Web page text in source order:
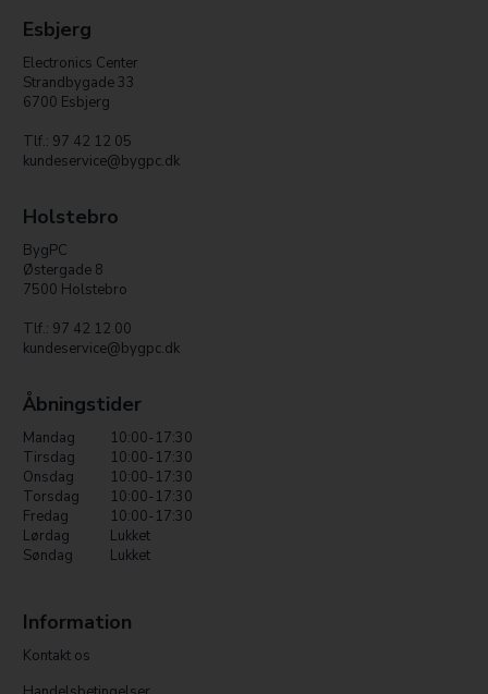
Esbjerg
Electronics Center
Strandbygade 33
6700 Esbjerg
Tlf.: 97 42 12 05
kundeservice@bygpc.dk
Holstebro
BygPC
Østergade 8
7500 Holstebro
Tlf.: 97 42 12 00
kundeservice@bygpc.dk
Åbningstider
Mandag
10:00-17:30
Tirsdag
10:00-17:30
Onsdag
10:00-17:30
Torsdag
10:00-17:30
Fredag
10:00-17:30
Lørdag
Lukket
Søndag
Lukket
Information
Kontakt os